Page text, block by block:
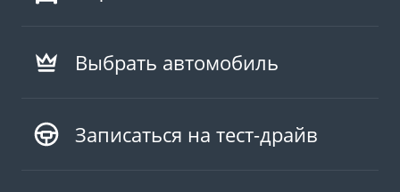
Выбрать автомобиль
Записаться на тест-драйв